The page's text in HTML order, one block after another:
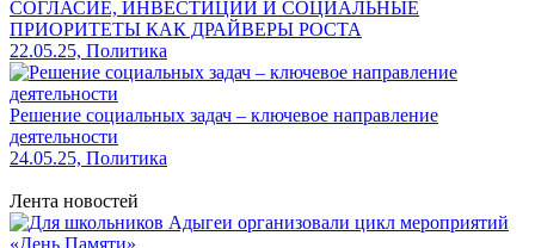
СОГЛАСИЕ, ИНВЕСТИЦИИ И СОЦИАЛЬНЫЕ
ПРИОРИТЕТЫ КАК ДРАЙВЕРЫ РОСТА
22.05.25, Политика
Решение социальных задач – ключевое направление
деятельности
24.05.25, Политика
Лента новостей